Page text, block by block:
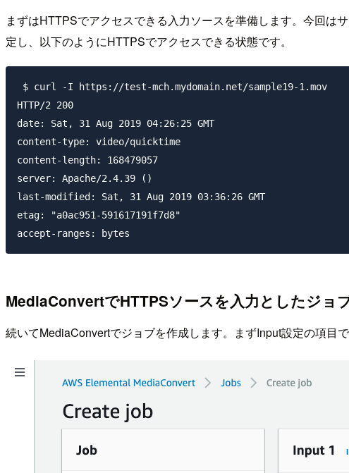
まずはHTTPSでアクセスできる入力ソースを準備します。今回は
定し、以下のようにHTTPSでアクセスできる状態です。
$ curl -I https://test-mch.mydomain.net/sample19-1.mov
HTTP/2 200
date: Sat, 31 Aug 2019 04:26:25 GMT
content-type: video/quicktime
content-length: 168479057
server: Apache/2.4.39 ()
last-modified: Sat, 31 Aug 2019 03:36:26 GMT
etag: "a0ac951-591617191f7d8"
MediaConvertでHTTPSソースを入力としたジョ
続いてMediaConvertでジョブを作成します。まずInput設定の項目